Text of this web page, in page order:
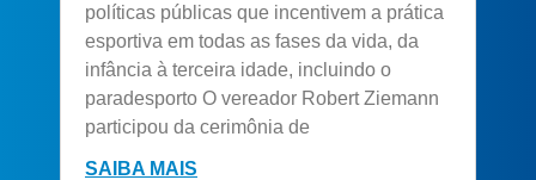
políticas públicas que incentivem a prática
esportiva em todas as fases da vida, da
infância à terceira idade, incluindo o
paradesporto O vereador Robert Ziemann
participou da cerimônia de
SAIBA MAIS